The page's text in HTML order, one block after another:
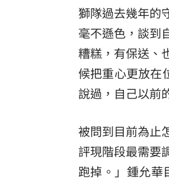
獅隊過去幾年的
毫不遜色，談到
糟糕，有保送、
候把重心更放在
說過，自己以前
被問到目前為止
評現階段最需要
跑掉。」鍾允華